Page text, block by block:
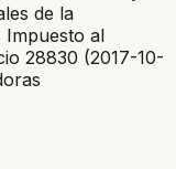
de la
Impuesto al
28830 (2017-10-